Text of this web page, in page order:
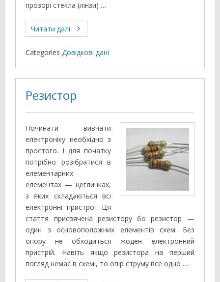
прозорі стекла (лінзи) …
Читати далі
Categories Довідкові дані
Резистор
Починати вивчати
електроніку необхідно з
простого. І для початку
потрібно розібратися в
елементарних
елементах — цеглинках,
з яких складаються всі
електронні пристрої. Ця
стаття присвячена резистору бо резистор —
один з основоположних елементів схем. Без
опору не обходиться жоден електронний
пристрій. Навіть якщо резистора на перший
погляд немає в схемі, то опір струму все одно …